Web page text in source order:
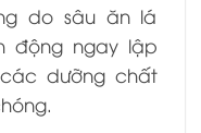
do sâu ăn lá
động ngay lập
dưỡng chất